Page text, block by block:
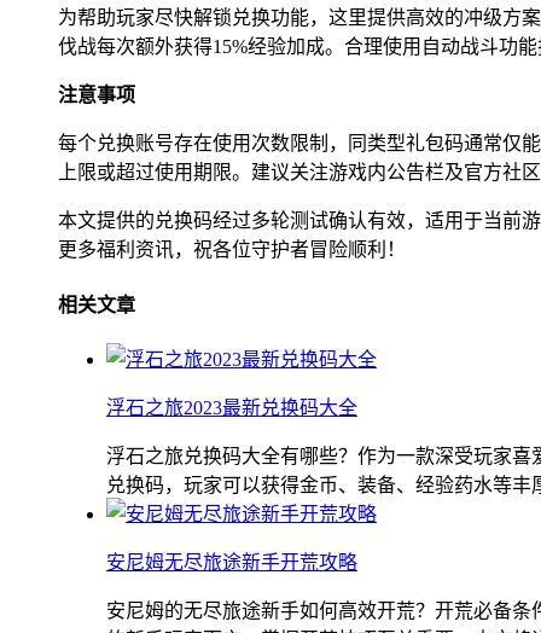
为帮助玩家尽快解锁兑换功能，这里提供高效的冲级方
伐战每次额外获得15%经验加成。合理使用自动战斗功
注意事项
每个兑换账号存在使用次数限制，同类型礼包码通常仅
上限或超过使用期限。建议关注游戏内公告栏及官方
本文提供的兑换码经过多轮测试确认有效，适用于当前
更多福利资讯，祝各位守护者冒险顺利！
相关文章
浮石之旅2023最新兑换码大全
浮石之旅兑换码大全有哪些？作为一款深受玩家
兑换码，玩家可以获得金币、装备、经验药水等丰
安尼姆无尽旅途新手开荒攻略
安尼姆的无尽旅途新手如何高效开荒？开荒必备